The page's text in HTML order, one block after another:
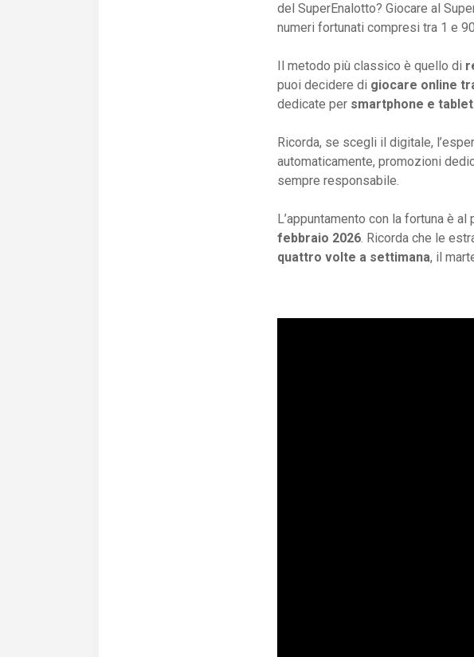
del SuperEnalotto? Giocare al
numeri fortunati compresi tra 1 e
Il metodo più classico è quello di
puoi decidere di giocare online
dedicate per smartphone e tablet.
Ricorda, se scegli il digitale,
automaticamente, promozioni
sempre responsabile.
L’appuntamento con la fortuna è
febbraio 2026. Ricorda che le
quattro volte a settimana, il